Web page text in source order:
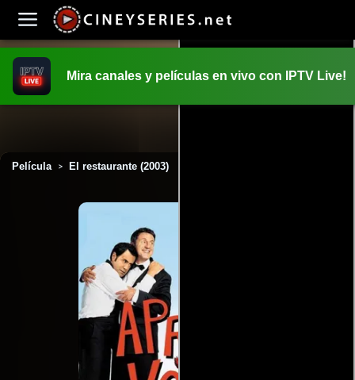
Mira canales y películas en vivo con IPTV Live!
Película > El restaurante (2003)